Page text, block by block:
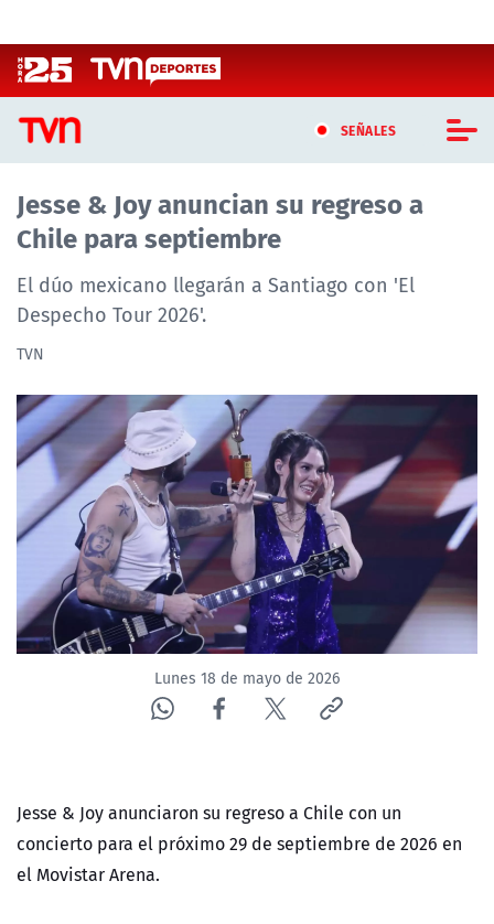
SEÑALES
CASTING MASTERCHEF CHILE
CASTING TVN VERTICAL
TVN VERTICAL
TVN PLAY
PROGRAMAS
TELESERIES
NTV
ACTUALIDAD Y TENDENCIAS
CORPORATIVO Y TRANSPARENCIA
CANAL DE DENUNCIAS
Jesse & Joy anuncian su regreso a
Chile para septiembre
El dúo mexicano llegarán a Santiago con 'El
Despecho Tour 2026'.
TVN
Lunes 18 de mayo de 2026
Jesse & Joy anunciaron su regreso a Chile con un
concierto para el próximo 29 de septiembre de 2026 en
el Movistar Arena.